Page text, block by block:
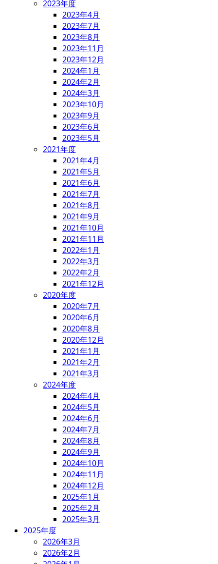
2023年度
2023年4月
2023年7月
2023年8月
2023年11月
2023年12月
2024年1月
2024年2月
2024年3月
2023年10月
2023年9月
2023年6月
2023年5月
2021年度
2021年4月
2021年5月
2021年6月
2021年7月
2021年8月
2021年9月
2021年10月
2021年11月
2022年1月
2022年3月
2022年2月
2021年12月
2020年度
2020年7月
2020年6月
2020年8月
2020年12月
2021年1月
2021年2月
2021年3月
2024年度
2024年4月
2024年5月
2024年6月
2024年7月
2024年8月
2024年9月
2024年10月
2024年11月
2024年12月
2025年1月
2025年2月
2025年3月
2025年度
2026年3月
2026年2月